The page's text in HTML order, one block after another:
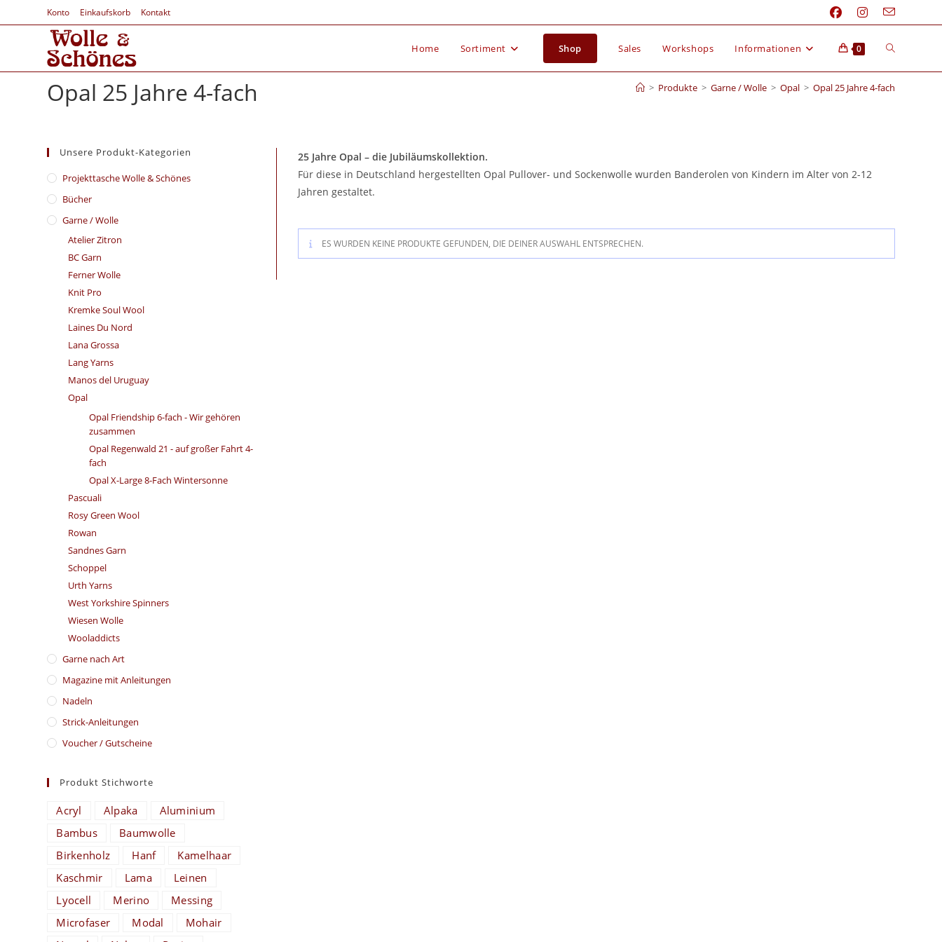
Konto Einkaufskorb Kontakt
Home Sortiment Shop Sales Workshops Informationen 0
Opal 25 Jahre 4-fach > Produkte > Garne / Wolle > Opal > Opal 25 Jahre 4-fach
25 Jahre Opal – die Jubiläumskollektion.
Für diese in Deutschland hergestellten Opal Pullover- und Sockenwolle wurden Banderolen von Kindern im Alter von 2-12
Jahren gestaltet.
ES WURDEN KEINE PRODUKTE GEFUNDEN, DIE DEINER AUSWAHL ENTSPRECHEN.
Unsere Produkt-Kategorien
​Projekttasche Wolle & Schönes
Bücher
Garne / Wolle
Atelier Zitron
BC Garn
Ferner Wolle
Knit Pro
Kremke Soul Wool
Laines Du Nord
Lana Grossa
Lang Yarns
Manos del Uruguay
Opal
Opal Friendship 6-fach - Wir gehören
zusammen
Opal Regenwald 21 - auf großer Fahrt 4-
fach
Opal X-Large 8-Fach Wintersonne
Pascuali
Rosy Green Wool
Rowan
Sandnes Garn
Schoppel
Urth Yarns
West Yorkshire Spinners
Wiesen Wolle
Wooladdicts
Garne nach Art
Magazine mit Anleitungen
Nadeln
Strick-Anleitungen
Voucher / Gutscheine
Produkt Stichworte
Acryl Alpaka
Aluminium
Bambus
Baumwolle
Birkenholz
Hanf
Kamelhaar
Kaschmir
Lama
Leinen
Lyocell
Merino
Messing
Microfaser
Modal
Mohair